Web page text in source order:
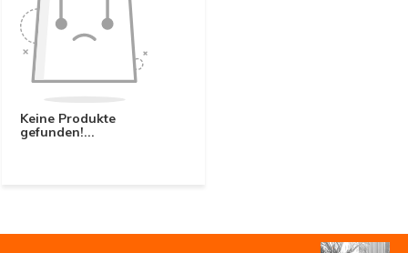
Keine Produkte
gefunden!...